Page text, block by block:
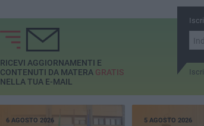
RICEVI AGGIORNAMENTI E
CONTENUTI DA MATERA GRATIS
NELLA TUA E-MAIL
6 AGOSTO 2026 5 AGOSTO 2026